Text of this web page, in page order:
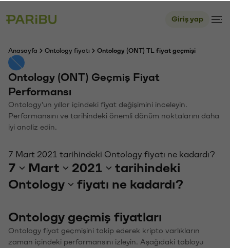
Giriş yap
Anasayfa Ontology fiyatı Ontology (ONT) TL fiyat geçmişi
Ontology (ONT) Geçmiş Fiyat
Performansı
Ontology'un yıllar içindeki fiyat değişimini inceleyin.
Performansını ve tarihindeki önemli dönüm noktalarını daha
iyi analiz edin.
7 Mart 2021 tarihindeki Ontology fiyatı ne kadardı?
7 Mart 2021
tarihindeki
Ontology
fiyatı ne kadardı?
Ontology geçmiş fiyatları
Ontology fiyat geçmişini takip ederek kripto varlıkların
zaman içindeki performansını izleyin. Aşağıdaki tabloyu